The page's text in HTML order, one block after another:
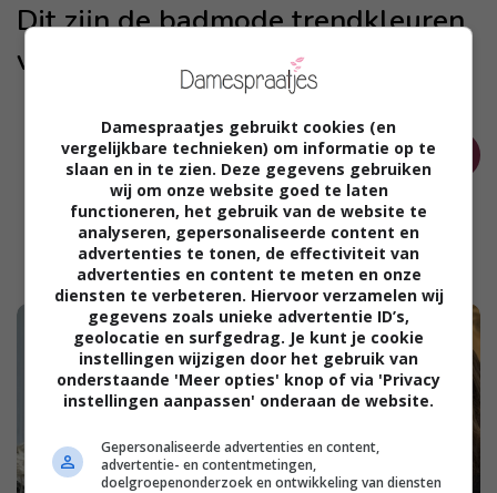
Dit zijn de badmode trendkleuren
voor zomer 2025!
OUDER
Damespraatjes gebruikt cookies (en
vergelijkbare technieken) om informatie op te
slaan en in te zien. Deze gegevens gebruiken
wij om onze website goed te laten
functioneren, het gebruik van de website te
analyseren, gepersonaliseerde content en
advertenties te tonen, de effectiviteit van
advertenties en content te meten en onze
diensten te verbeteren. Hiervoor verzamelen wij
gegevens zoals unieke advertentie ID’s,
geolocatie en surfgedrag. Je kunt je cookie
instellingen wijzigen door het gebruik van
onderstaande 'Meer opties' knop of via 'Privacy
instellingen aanpassen' onderaan de website.
Gepersonaliseerde advertenties en content,
advertentie- en contentmetingen,
doelgroepenonderzoek en ontwikkeling van diensten